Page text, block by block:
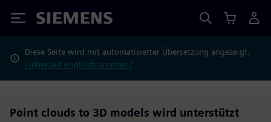
Siemens
Diese Seite wird mit automatisierter Übersetzung angezeigt.
Lieber auf Englisch ansehen?
Point clouds to 3D models wird unterstützt